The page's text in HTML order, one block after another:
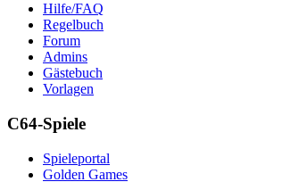
Hilfe/FAQ
Regelbuch
Forum
Admins
Gästebuch
Vorlagen
C64-Spiele
Spieleportal
Golden Games